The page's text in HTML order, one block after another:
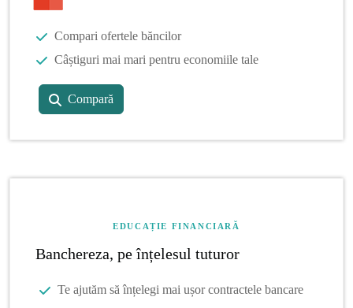
Compari ofertele băncilor
Câștiguri mai mari pentru economiile tale
Compară
EDUCAȚIE FINANCIARĂ
Banchereza, pe înțelesul tuturor
Te ajutăm să înțelegi mai ușor contractele bancare